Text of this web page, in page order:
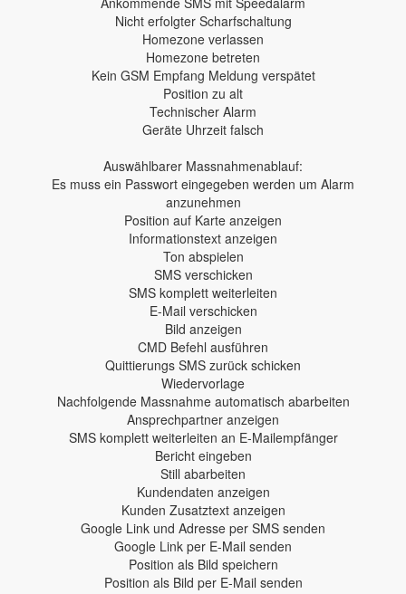
Nicht erfolgter Scharfschaltung
Homezone verlassen
Homezone betreten
Kein GSM Empfang Meldung verspätet
Position zu alt
Technischer Alarm
Geräte Uhrzeit falsch
Auswählbarer Massnahmenablauf:
Es muss ein Passwort eingegeben werden um Alarm
anzunehmen
Position auf Karte anzeigen
Informationstext anzeigen
Ton abspielen
SMS verschicken
SMS komplett weiterleiten
E-Mail verschicken
Bild anzeigen
CMD Befehl ausführen
Quittierungs SMS zurück schicken
Wiedervorlage
Nachfolgende Massnahme automatisch abarbeiten
Ansprechpartner anzeigen
SMS komplett weiterleiten an E-Mailempfänger
Bericht eingeben
Still abarbeiten
Kundendaten anzeigen
Kunden Zusatztext anzeigen
Google Link und Adresse per SMS senden
Google Link per E-Mail senden
Position als Bild speichern
Position als Bild per E-Mail senden